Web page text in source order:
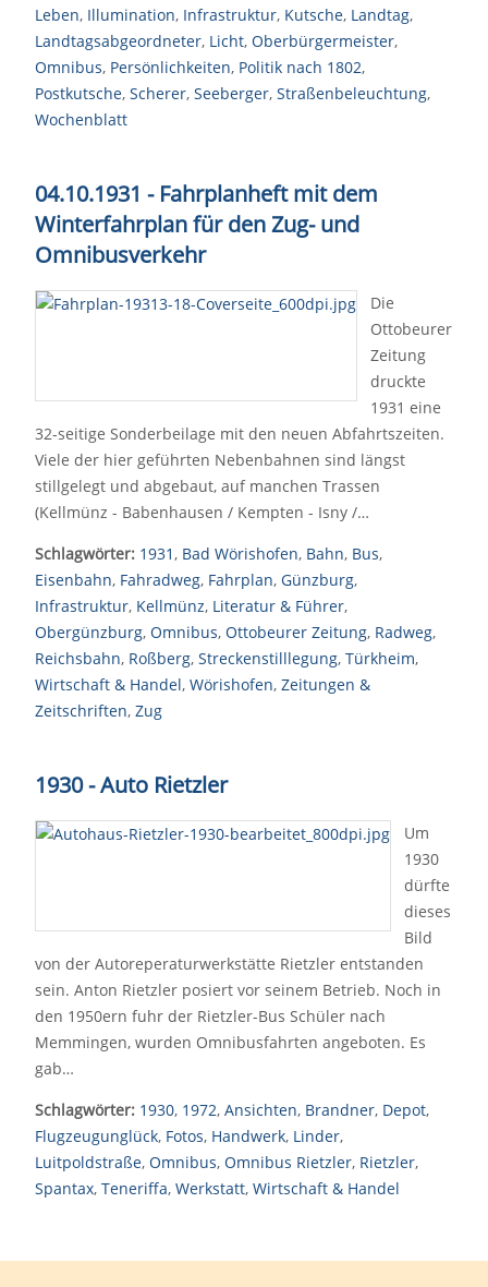
Leben, Illumination, Infrastruktur, Kutsche, Landtag,
Landtagsabgeordneter, Licht, Oberbürgermeister,
Omnibus, Persönlichkeiten, Politik nach 1802,
Postkutsche, Scherer, Seeberger, Straßenbeleuchtung,
Wochenblatt
04.10.1931 - Fahrplanheft mit dem
Winterfahrplan für den Zug- und
Omnibusverkehr
Die
Ottobeurer
Zeitung
druckte
1931 eine
32-seitige Sonderbeilage mit den neuen Abfahrtszeiten.
Viele der hier geführten Nebenbahnen sind längst
stillgelegt und abgebaut, auf manchen Trassen
(Kellmünz - Babenhausen / Kempten - Isny /…
Schlagwörter: 1931, Bad Wörishofen, Bahn, Bus,
Eisenbahn, Fahradweg, Fahrplan, Günzburg,
Infrastruktur, Kellmünz, Literatur & Führer,
Obergünzburg, Omnibus, Ottobeurer Zeitung, Radweg,
Reichsbahn, Roßberg, Streckenstilllegung, Türkheim,
Wirtschaft & Handel, Wörishofen, Zeitungen &
Zeitschriften, Zug
1930 - Auto Rietzler
Um
1930
dürfte
dieses
Bild
von der Autoreperaturwerkstätte Rietzler entstanden
sein. Anton Rietzler posiert vor seinem Betrieb. Noch in
den 1950ern fuhr der Rietzler-Bus Schüler nach
Memmingen, wurden Omnibusfahrten angeboten. Es
gab…
Schlagwörter: 1930, 1972, Ansichten, Brandner, Depot,
Flugzeugunglück, Fotos, Handwerk, Linder,
Luitpoldstraße, Omnibus, Omnibus Rietzler, Rietzler,
Spantax, Teneriffa, Werkstatt, Wirtschaft & Handel